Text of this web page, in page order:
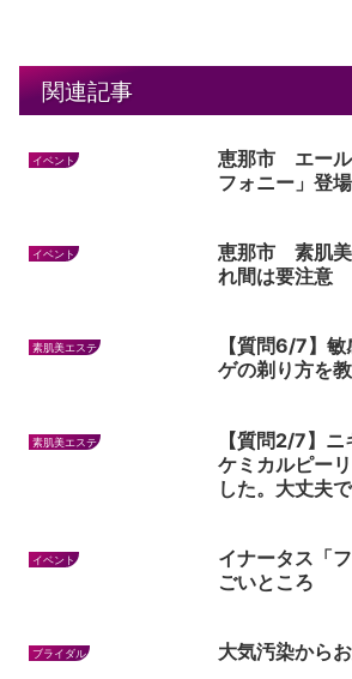
関連記事
イベント
恵那市 エー
フォニー」登場
イベント
恵那市 素肌
れ間は要注意
素肌美エステ
【質問6/7】
ゲの剃り方を
素肌美エステ
【質問2/7】ニ
ケミカルピー
した。大丈夫
イベント
イナータス「
ごいところ
ブライダル 大気汚染から